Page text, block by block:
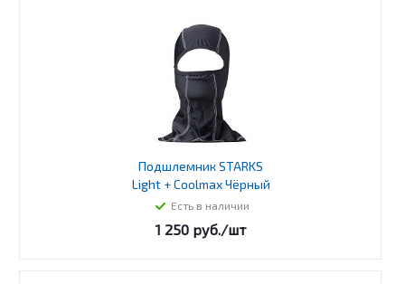
Подшлемник STARKS
Light + Coolmax Чёрный
Есть в наличии
1 250 руб./шт